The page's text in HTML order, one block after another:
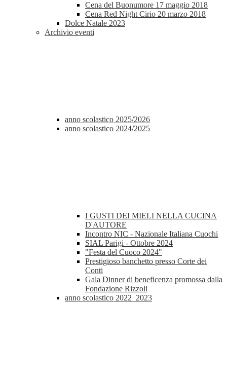
Cena del Buonumore 17 maggio 2018
Cena Red Night Cirio 20 marzo 2018
Dolce Natale 2023
Archivio eventi
anno scolastico 2025/2026
anno scolastico 2024/2025
I GUSTI DEI MIELI NELLA CUCINA
D'AUTORE
Incontro NIC - Nazionale Italiana Cuochi
SIAL Parigi - Ottobre 2024
"Festa del Cuoco 2024"
Prestigioso banchetto presso Corte dei
Conti
Gala Dinner di beneficenza promossa dalla
Fondazione Rizzoli
anno scolastico 2022_2023